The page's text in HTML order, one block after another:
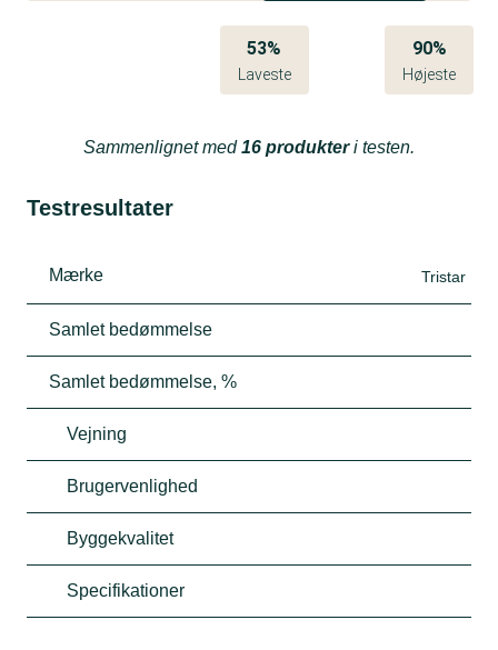
53%
Laveste
90%
Højeste
Sammenlignet med16 produkteri testen.
Testresultater
Mærke Tristar
Samlet bedømmelse
Samlet bedømmelse, %
Vejning
Brugervenlighed
Byggekvalitet
Specifikationer